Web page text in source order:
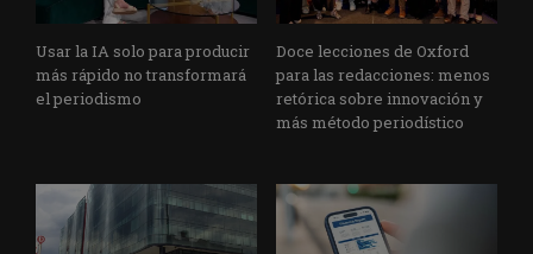
Usar la IA solo para producir
más rápido no transformará
el periodismo
Doce lecciones de Oxford
para las redacciones: menos
retórica sobre innovación y
más método periodístico